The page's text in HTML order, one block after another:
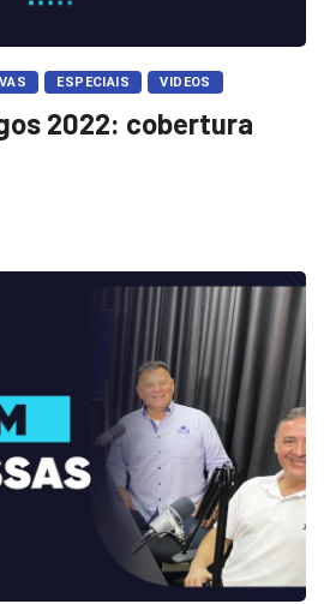
ESPECIAIS VIDEOS
2022: cobertura